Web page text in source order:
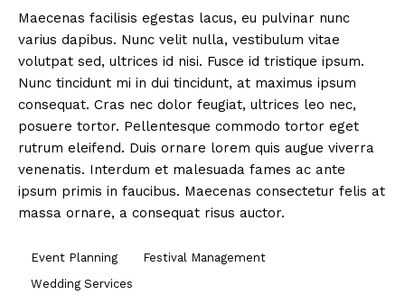
Maecenas facilisis egestas lacus, eu pulvinar nunc
varius dapibus. Nunc velit nulla, vestibulum vitae
volutpat sed, ultrices id nisi. Fusce id tristique ipsum.
Nunc tincidunt mi in dui tincidunt, at maximus ipsum
consequat. Cras nec dolor feugiat, ultrices leo nec,
posuere tortor. Pellentesque commodo tortor eget
rutrum eleifend. Duis ornare lorem quis augue viverra
venenatis. Interdum et malesuada fames ac ante
ipsum primis in faucibus. Maecenas consectetur felis at
massa ornare, a consequat risus auctor.
Event Planning
Festival Management
Wedding Services